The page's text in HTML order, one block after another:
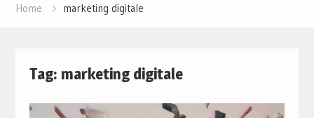
Home marketing digitale
Tag: marketing digitale